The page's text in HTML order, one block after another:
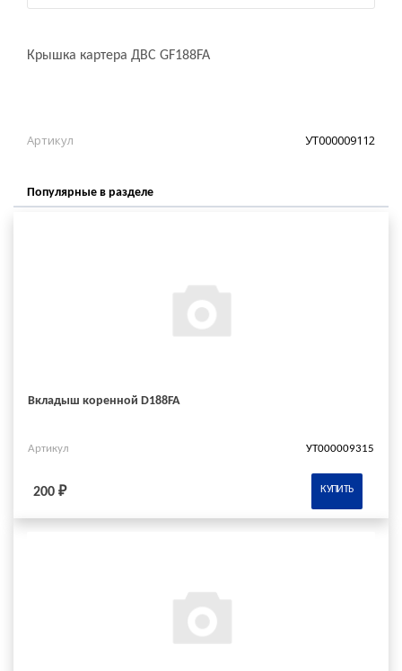
Крышка картера ДВС GF188FA
Артикул УТ000009112
Популярные в разделе
Вкладыш коренной D188FA
Артикул УТ000009315
200 ₽ КУПИТЬ